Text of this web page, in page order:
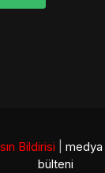
Bildirisi
bülteni